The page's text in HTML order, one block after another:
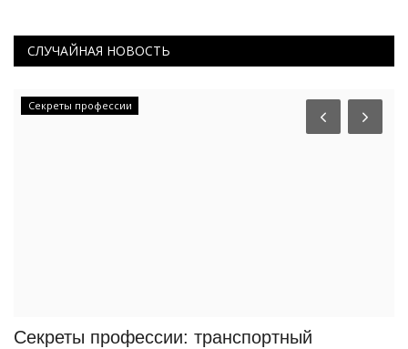
СЛУЧАЙНАЯ НОВОСТЬ
Секреты профессии
Секреты профессии: транспортный